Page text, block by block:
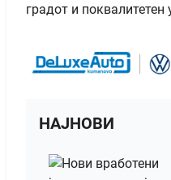
градот и поквалитетен
НАЈНОВИ